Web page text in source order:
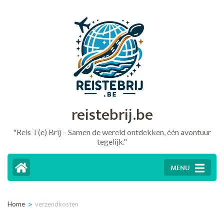
reistebrij.be
"Reis T(e) Brij – Samen de wereld ontdekken, één avontuur
tegelijk."
MENU
Home > verzendkosten